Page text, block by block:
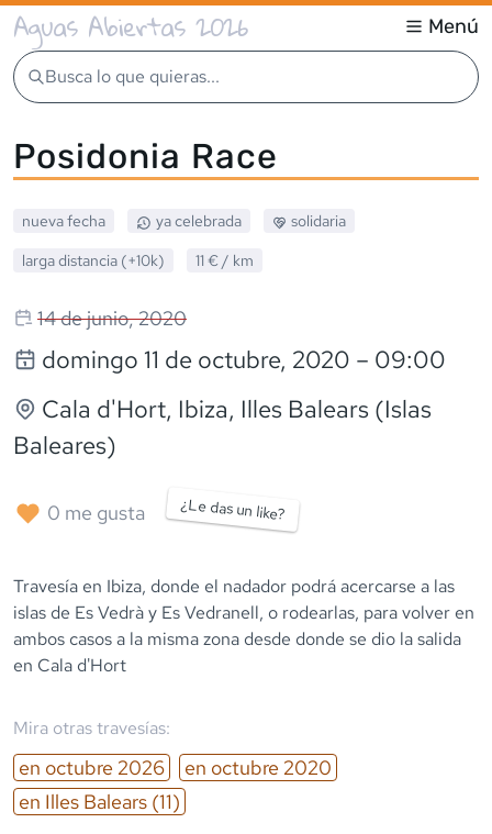
Aguas Abiertas 2026 Menú
Busca lo que quieras...
Posidonia Race
nueva fecha ya celebrada
solidaria
larga distancia (+10k)
11 € / km
14 de junio, 2020
domingo 11 de octubre, 2020 – 09:00
Cala d'Hort, Ibiza, Illes Balears (Islas
Baleares)
0 me gusta ¿Le das un like?
Travesía en Ibiza, donde el nadador podrá acercarse a las
islas de Es Vedrà y Es Vedranell, o rodearlas, para volver en
ambos casos a la misma zona desde donde se dio la salida
en Cala d'Hort
Mira otras travesías:
en octubre 2026 en octubre 2020
en Illes Balears (11)